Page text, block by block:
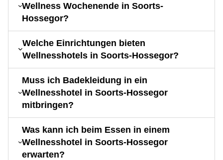
Wellness Wochenende in Soorts-
Hossegor?
Welche Einrichtungen bieten
Wellnesshotels in Soorts-Hossegor?
Muss ich Badekleidung in ein
Wellnesshotel in Soorts-Hossegor
mitbringen?
Was kann ich beim Essen in einem
Wellnesshotel in Soorts-Hossegor
erwarten?